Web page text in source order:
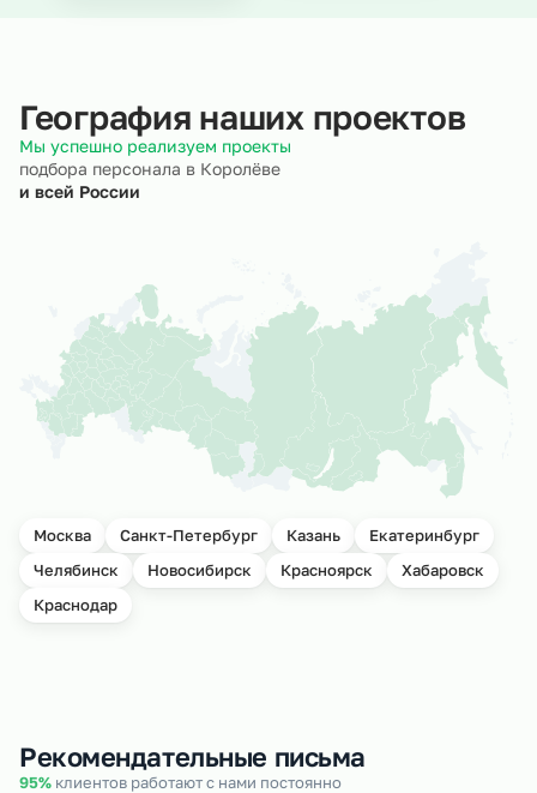
География наших проектов
Мы успешно реализуем проекты
подбора персонала в Королёве
и всей России
Москва Санкт-Петербург Казань
Екатеринбург
Челябинск
Новосибирск Красноярск
Хабаровск
Краснодар
Рекомендательные письма
95% клиентов работают с нами постоянно